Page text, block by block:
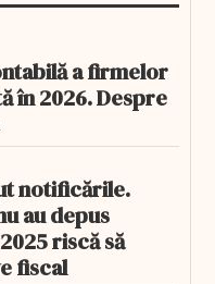
a firmelor
în 2026. Despre
notificările.
au depus
riscă să
fiscal